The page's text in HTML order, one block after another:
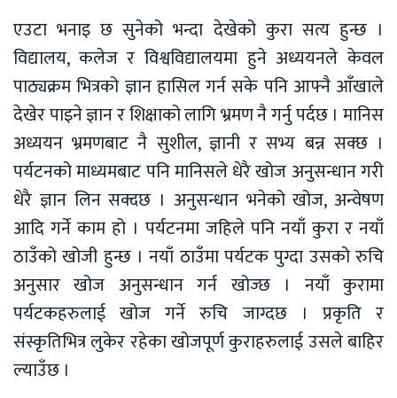
एउटा भनाइ छ सुनेको भन्दा देखेको कुरा सत्य हुन्छ ।
विद्यालय, कलेज र विश्वविद्यालयमा हुने अध्ययनले केवल
पाठ्यक्रम भित्रको ज्ञान हासिल गर्न सके पनि आफ्नै आँखाले
देखेर पाइने ज्ञान र शिक्षाको लागि भ्रमण नै गर्नु पर्दछ । मानिस
अध्ययन भ्रमणबाट नै सुशील, ज्ञानी र सभ्य बन्न सक्छ ।
पर्यटनको माध्यमबाट पनि मानिसले धेरै खोज अनुसन्धान गरी
धेरै ज्ञान लिन सक्दछ । अनुसन्धान भनेको खोज, अन्वेषण
आदि गर्ने काम हो । पर्यटनमा जहिले पनि नयाँ कुरा र नयाँ
ठाउँको खोजी हुन्छ । नयाँ ठाउँमा पर्यटक पुग्दा उसको रुचि
अनुसार खोज अनुसन्धान गर्न खोज्छ । नयाँ कुरामा
पर्यटकहरुलाई खोज गर्ने रुचि जाग्दछ । प्रकृति र
संस्कृतिभित्र लुकेर रहेका खोजपूर्ण कुराहरुलाई उसले बाहिर
ल्याउँछ ।